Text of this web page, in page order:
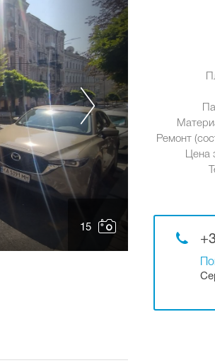
15
Ремонт
Цена